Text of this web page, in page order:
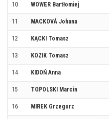
10 WOWER Bartłomiej
11 MACKOVÁ Johana
12 KĄCKI Tomasz
13 KOZIK Tomasz
14 KIDOŃ Anna
15 TOPOLSKI Marcin
16 MIREK Grzegorz